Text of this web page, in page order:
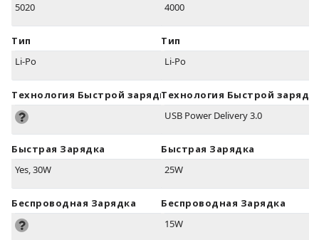
5020
Тип
Li-Po
Технология Быстрой зарядки
Быстрая Зарядка
Yes, 30W
Беспроводная Зарядка
4000
Тип
Li-Po
Технология Быстрой
USB Power Delivery 3.0
Быстрая Зарядка
25W
Беспроводная Зарядка
15W